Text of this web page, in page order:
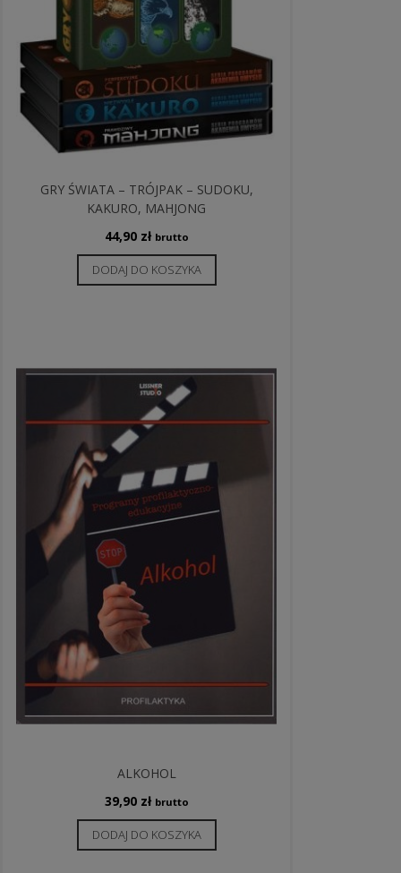
GRY ŚWIATA – TRÓJPAK – SUDOKU,
KAKURO, MAHJONG
44,90 zł brutto
DODAJ DO KOSZYKA
ALKOHOL
39,90 zł brutto
DODAJ DO KOSZYKA